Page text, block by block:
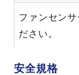
ファンセンサ
ださい。
安全規格